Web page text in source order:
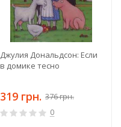
Джулия Дональдсон: Если
в домике тесно
319 грн. 376 грн.
0